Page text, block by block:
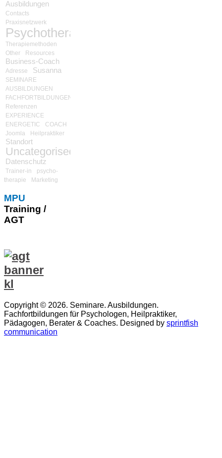
Ausbildungen
Contacts
Praxisnetzwerk
Psychotherapie
Therapiemethoden
Other
Resources
Business-Coach
Adresse Susanna
SEMINARE
AUSBILDUNGEN
FACHFORTBILDUNGEN
Referenzen
EXPERIENCE
ENERGETIC
COACH
Joomla
Heilpraktiker
Standort
Uncategorised
Datenschutz
Trainer-in
psycho-
therapie
Marketing
MPU
Training /
AGT
Copyright © 2026. Seminare. Ausbildungen.
Fachfortbildungen für Psychologen, Heilpraktiker,
Pädagogen, Berater & Coaches. Designed by sprintfish
communication